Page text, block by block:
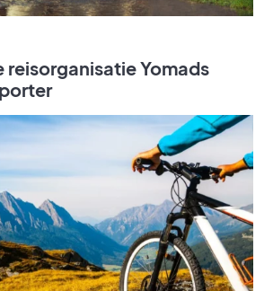
reisorganisatie Yomads